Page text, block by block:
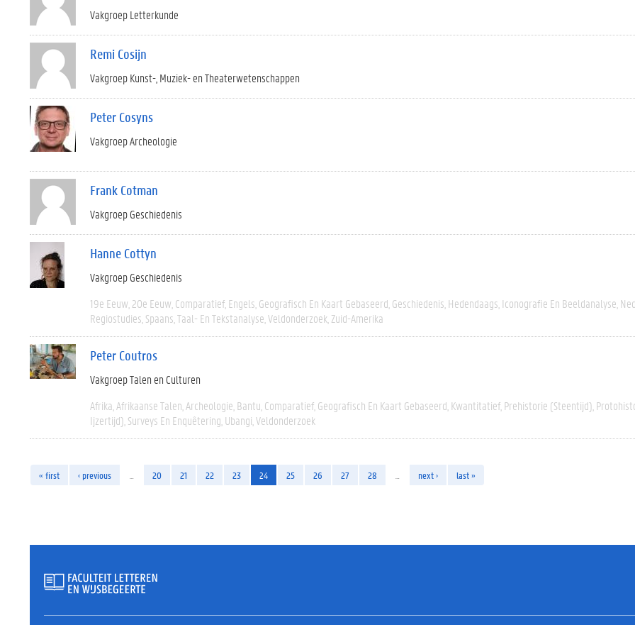
Vakgroep Letterkunde
Remi Cosijn
Vakgroep Kunst-, Muziek- en Theaterwetenschappen
Peter Cosyns
Vakgroep Archeologie
Frank Cotman
Vakgroep Geschiedenis
Hanne Cottyn
Vakgroep Geschiedenis
19e Eeuw 20e Eeuw Comparatief Engels Geografisch En Kaart Gebaseerd Geschiedenis Hedendaags Iconografie En Beeldanalyse
Regiostudies Spaans Taal- En Tekstanalyse Veldonderzoek Zuid-Amerika
Peter Coutros
Vakgroep Talen en Culturen
Afrika Afrikaanse Talen Archeologie Bantu Comparatief Geografisch En Kaart Gebaseerd Kwantitatief Prehistorie (steentijd)
Ijzertijd) Surveys En Enquêtering Ubangi Veldonderzoek
« first ‹ previous 20 21 22 23 24 25 26 27 28 next › last »